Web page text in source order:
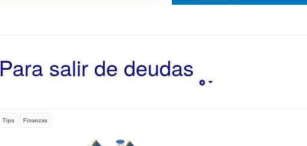
Para salir de deudas
Tips Finanzas